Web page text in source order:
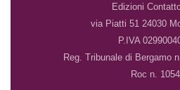
Edizioni
via Piatti 51 24030
P.IVA
Reg. Tribunale di Bergamo
Roc n.